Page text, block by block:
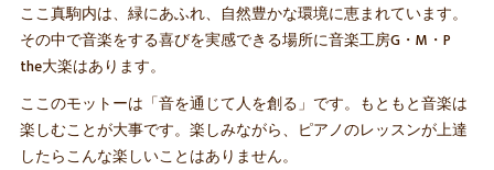
ここ真駒内は、緑にあふれ、自然豊かな環境に恵まれています。
その中で音楽をする喜びを実感できる場所に音楽工房G・M・P
the大楽はあります。
ここのモットーは「音を通じて人を創る」です。もともと音楽は
楽しむことが大事です。楽しみながら、ピアノのレッスンが上達
したらこんな楽しいことはありません。